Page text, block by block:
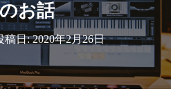
お話
稿日:2020年2月26日